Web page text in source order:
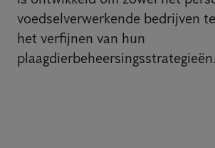
voedselverwerkende bedrijven
het verfijnen van hun
plaagdierbeheersingsstrategieën.